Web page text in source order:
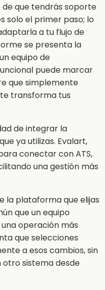
que tendrás soporte
solo el primer paso; lo
a tu flujo de
se presenta la
equipo de
puede marcar
que simplemente
transforma tus
de integrar la
ya utilizas. Evalart,
conectar con ATS,
una gestión más
la plataforma que elijas
que un equipo
operación más
que selecciones
a esos cambios, sin
otro sistema desde